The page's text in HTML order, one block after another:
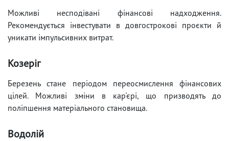
Можливі несподівані фінансові надходження.
Рекомендується інвестувати в довгострокові проєкти й
уникати імпульсивних витрат.
Козеріг
Березень стане періодом переосмислення фінансових
цілей. Можливі зміни в кар'єрі, що призводять до
поліпшення матеріального становища.
Водолій